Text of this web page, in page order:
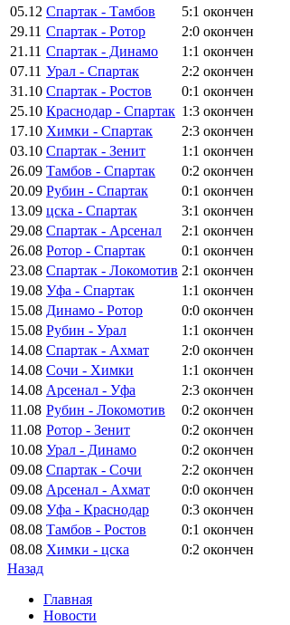
05.12 Спартак - Тамбов 5:1 окончен
29.11 Спартак - Ротор 2:0 окончен
21.11 Спартак - Динамо 1:1 окончен
07.11 Урал - Спартак 2:2 окончен
31.10 Спартак - Ростов 0:1 окончен
25.10 Краснодар - Спартак 1:3 окончен
17.10 Химки - Спартак 2:3 окончен
03.10 Спартак - Зенит 1:1 окончен
26.09 Тамбов - Спартак 0:2 окончен
20.09 Рубин - Спартак 0:1 окончен
13.09 цска - Спартак 3:1 окончен
29.08 Спартак - Арсенал 2:1 окончен
26.08 Ротор - Спартак 0:1 окончен
23.08 Спартак - Локомотив 2:1 окончен
19.08 Уфа - Спартак 1:1 окончен
15.08 Динамо - Ротор 0:0 окончен
15.08 Рубин - Урал 1:1 окончен
14.08 Спартак - Ахмат 2:0 окончен
14.08 Сочи - Химки 1:1 окончен
14.08 Арсенал - Уфа 2:3 окончен
11.08 Рубин - Локомотив 0:2 окончен
11.08 Ротор - Зенит 0:2 окончен
10.08 Урал - Динамо 0:2 окончен
09.08 Спартак - Сочи 2:2 окончен
09.08 Арсенал - Ахмат 0:0 окончен
09.08 Уфа - Краснодар 0:3 окончен
08.08 Тамбов - Ростов 0:1 окончен
08.08 Химки - цска 0:2 окончен
Назад
Главная
Новости